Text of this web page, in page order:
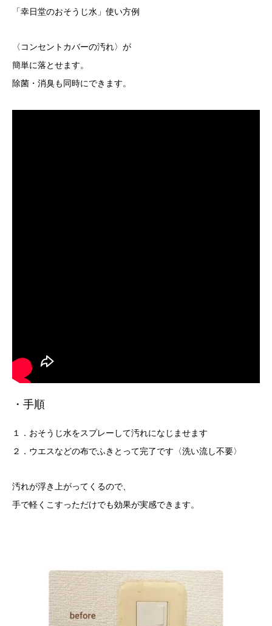
「幸日堂のおそうじ水」使い方例
〈コンセントカバーの汚れ〉が
簡単に落とせます。
除菌・消臭も同時にできます。
・手順
１．おそうじ水をスプレーして汚れになじませます
２．ウエスなどの布でふきとって完了です〈洗い流し不要〉
汚れが浮き上がってくるので、
手で軽くこすっただけでも効果が実感できます。